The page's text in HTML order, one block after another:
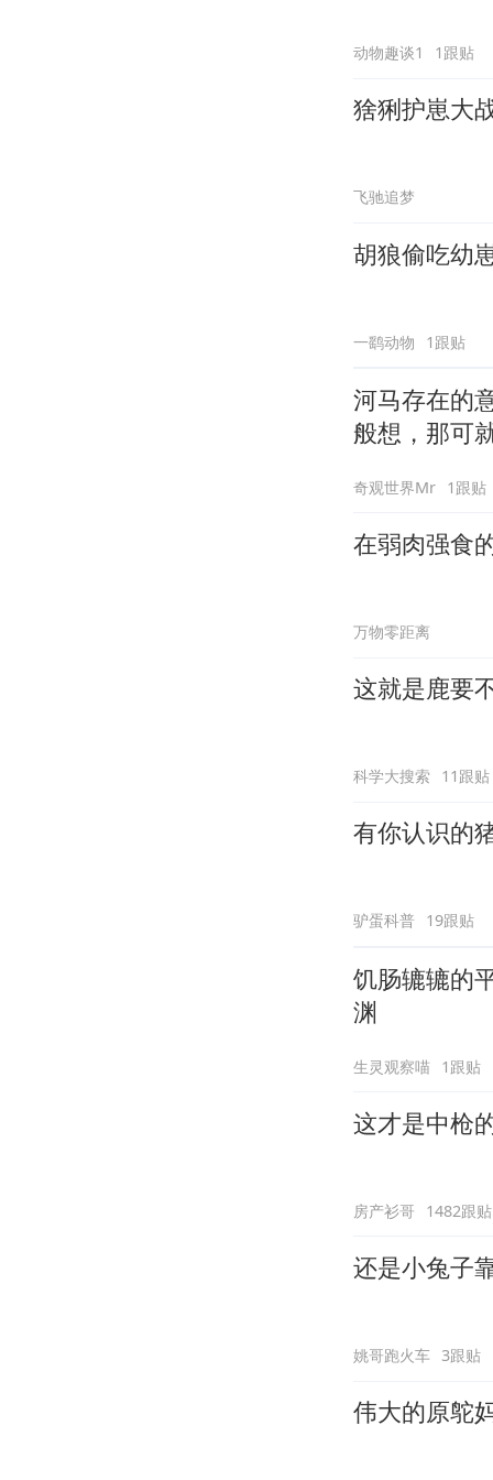
动物趣谈1 1跟贴
猞猁护崽大
飞驰追梦
胡狼偷吃幼
一鹞动物 1跟贴
河马存在的
般想，那可
奇观世界Mr 1跟贴
在弱肉强食
万物零距离
这就是鹿要
科学大搜索 11跟贴
有你认识的
驴蛋科普 19跟贴
饥肠辘辘的
渊
生灵观察喵 1跟贴
这才是中枪
房产衫哥 1482跟贴
还是小兔子
姚哥跑火车 3跟贴
伟大的原鸵